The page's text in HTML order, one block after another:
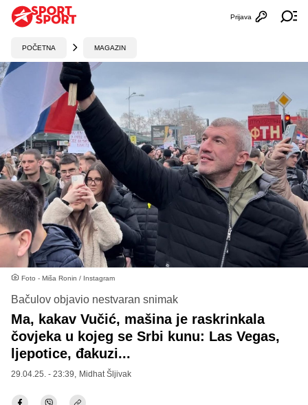
Otvori
Prijava
POČETNA MAGAZIN
Foto - Miša Ronin / Instagram
Bačulov objavio nestvaran snimak
Ma, kakav Vučić, mašina je raskrinkala
čovjeka u kojeg se Srbi kunu: Las Vegas,
ljepotice, đakuzi...
29.04.25. - 23:39, Midhat Šljivak